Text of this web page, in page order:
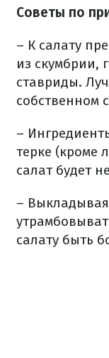
Советы по
– К салату
из скумбрии,
ставриды.
собственном
–
терке (кроме
салат будет
– Выкладывая
салату быть